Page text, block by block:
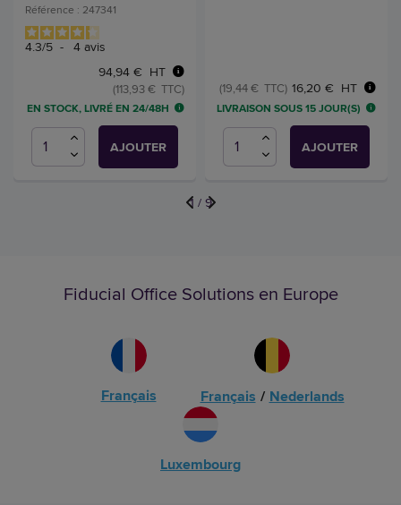
Référence : 247341
4.3/5 - 4 avis
94,94 € HT
(113,93 € TTC)
EN STOCK, LIVRÉ EN 24/48H
AJOUTER
16,20 € HT
(19,44 € TTC)
LIVRAISON SOUS 15 JOUR(S)
AJOUTER
1 / 9
Fiducial Office Solutions en Europe
Français Français / Nederlands
Luxembourg